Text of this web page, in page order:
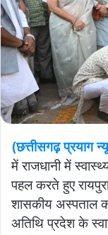
(छत्तीसगढ़ प्रयाग
में राजधानी में
पहल करते हुए
शासकीय अस्पताल
अतिथि प्रदेश के